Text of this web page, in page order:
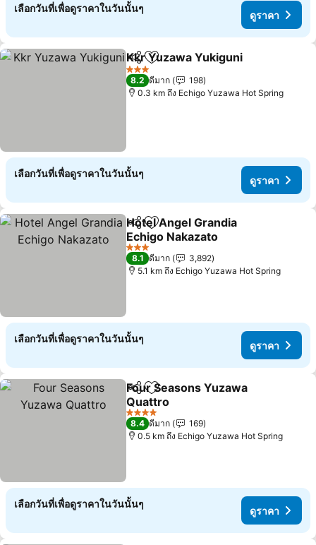
เลือกวันที่เพื่อดูราคาในวันนั้นๆ
ดูราคา
แชร์ เพิ่มในรายการโปรด
Kkr Yuzawa Yukiguni
3 ดาว
8.2 ดีมาก
198
0.3 km ถึง Echigo Yuzawa Hot Spring
เลือกวันที่เพื่อดูราคาในวันนั้นๆ
ดูราคา
แชร์ เพิ่มในรายการโปรด
Hotel Angel Grandia
Echigo Nakazato
ดูราคา
3 ดาว
8.1 ดีมาก
3,892
5.1 km ถึง Echigo Yuzawa Hot Spring
เลือกวันที่เพื่อดูราคาในวันนั้นๆ
ดูราคา
แชร์ เพิ่มในรายการโปรด
Four Seasons Yuzawa
Quattro
ดูราคา
4 ดาว
8.4 ดีมาก
169
0.5 km ถึง Echigo Yuzawa Hot Spring
เลือกวันที่เพื่อดูราคาในวันนั้นๆ
ดูราคา